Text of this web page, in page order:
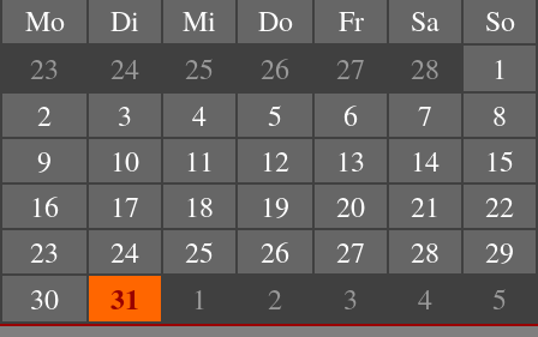
Mo
Di Mi Do Fr Sa
So
23
24 25 26 27 28
1
2
3 4 5 6 7
8
9
10 11 12 13 14
15
16
17 18 19 20 21
22
23
24 25 26 27 28
29
30
31 1 2 3 4 5